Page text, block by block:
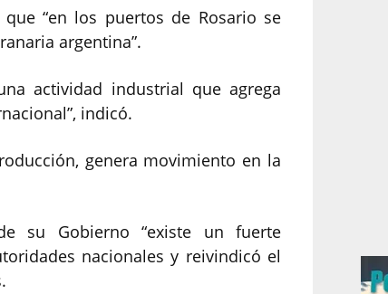
“en los puertos de Rosario se
argentina”.
actividad industrial que agrega
indicó.
genera movimiento en la
su Gobierno “existe un fuerte
nacionales y reivindicó el